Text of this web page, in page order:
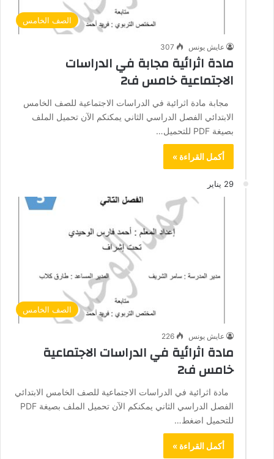
الصف الخامس
عايش يونس 307
مادة اثرائية مجابة في الدراسات
الاجتماعية خامس ف2
مجابة مادة اثرائية في الدراسات الاجتماعية للصف الخامس
الابتدائي الفصل الدراسي الثاني يمكنكم الآن تحميل الملف
بصيغة PDF للتحميل…
أكمل القراءة »
29 يناير
الصف الخامس
عايش يونس 226
مادة اثرائية في الدراسات الاجتماعية
خامس ف2
مادة اثرائية في الدراسات الاجتماعية للصف الخامس الابتدائي
الفصل الدراسي الثاني يمكنكم الآن تحميل الملف بصيغة PDF
للتحميل اضغط…
أكمل القراءة »